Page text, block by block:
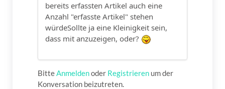
bereits erfassten Artikel auch eine
Anzahl "erfasste Artikel" stehen
würdeSollte ja eine Kleinigkeit sein,
dass mit anzuzeigen, oder?
BitteAnmeldenoder Registrieren um der
Konversation beizutreten.